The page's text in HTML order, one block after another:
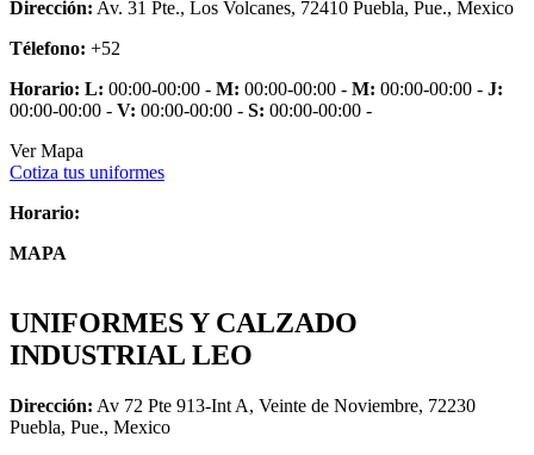
Dirección: Av. 31 Pte., Los Volcanes, 72410 Puebla, Pue., Mexico
Télefono: +52
Horario: L: 00:00-00:00 - M: 00:00-00:00 - M: 00:00-00:00 - J:
00:00-00:00 - V: 00:00-00:00 - S: 00:00-00:00 -
Ver Mapa
Cotiza tus uniformes
Horario:
MAPA
UNIFORMES Y CALZADO
INDUSTRIAL LEO
Dirección: Av 72 Pte 913-Int A, Veinte de Noviembre, 72230
Puebla, Pue., Mexico